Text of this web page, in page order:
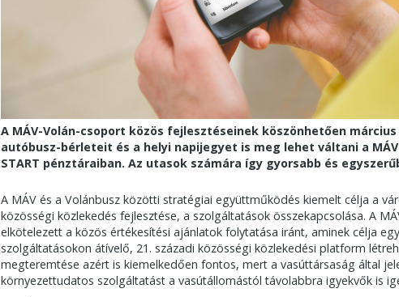
A MÁV-Volán-csoport közös fejlesztéseinek köszönhetően
autóbusz-bérleteit és a helyi napijegyet is meg lehet váltani a
START pénztáraiban. Az utasok számára így gyorsabb és
A MÁV és a Volánbusz közötti stratégiai együttműködés kiemelt célja a
közösségi közlekedés fejlesztése, a szolgáltatások összekapcsolása. A
elkötelezett a közös értékesítési ajánlatok folytatása iránt, aminek célja
szolgáltatásokon átívelő, 21. századi közösségi közlekedési platform
megteremtése azért is kiemelkedően fontos, mert a vasúttársaság által
környezettudatos szolgáltatást a vasútállomástól távolabbra igyekvők is